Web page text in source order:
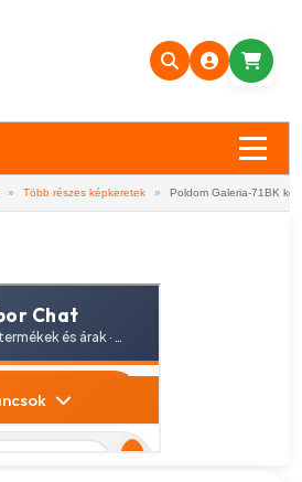
» Több részes képkeretek » Poldom Galeria-71BK